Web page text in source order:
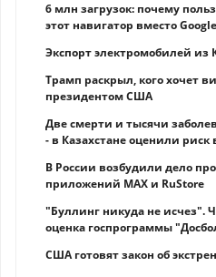
6 млн загрузок: почему
этот навигатор вместо
Экспорт электромобилей из
Трамп раскрыл, кого хочет
президентом США
Две смерти и тысячи
- в Казахстане оценили
В России возбудили дело
приложений MAX и RuStore
"Буллинг никуда не исчез".
оценка госпрограммы
США готовят закон об